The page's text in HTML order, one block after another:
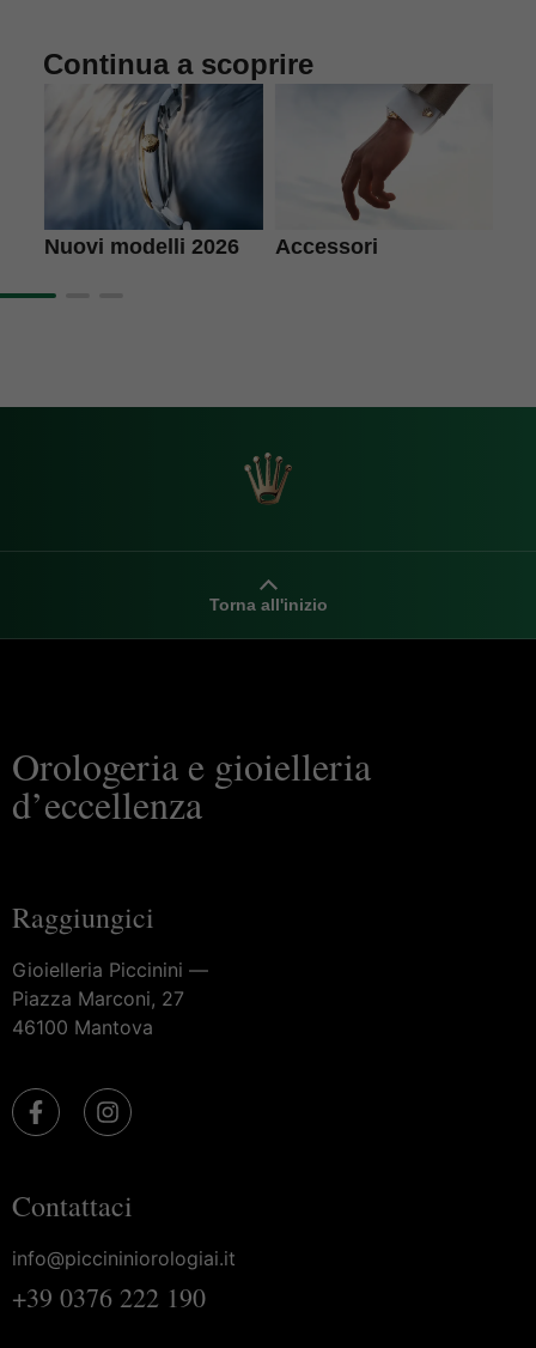
Continua a scoprire
Nuovi modelli 2026 Accessori
Torna all'inizio
Orologeria e gioielleria
d’eccellenza
Raggiungici
Gioielleria Piccinini —
Piazza Marconi, 27
46100 Mantova
Contattaci
info@piccininiorologiai.it
+39 0376 222 190